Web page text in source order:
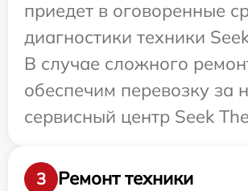
приедет в оговоренные
диагностики техники
В случае сложного
обеспечим перевозку за
сервисный центр Seek
3
Ремонт техники